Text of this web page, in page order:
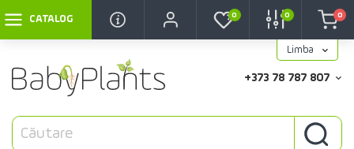
CATALOG
Limba
0 0 0
+373 78 787 807